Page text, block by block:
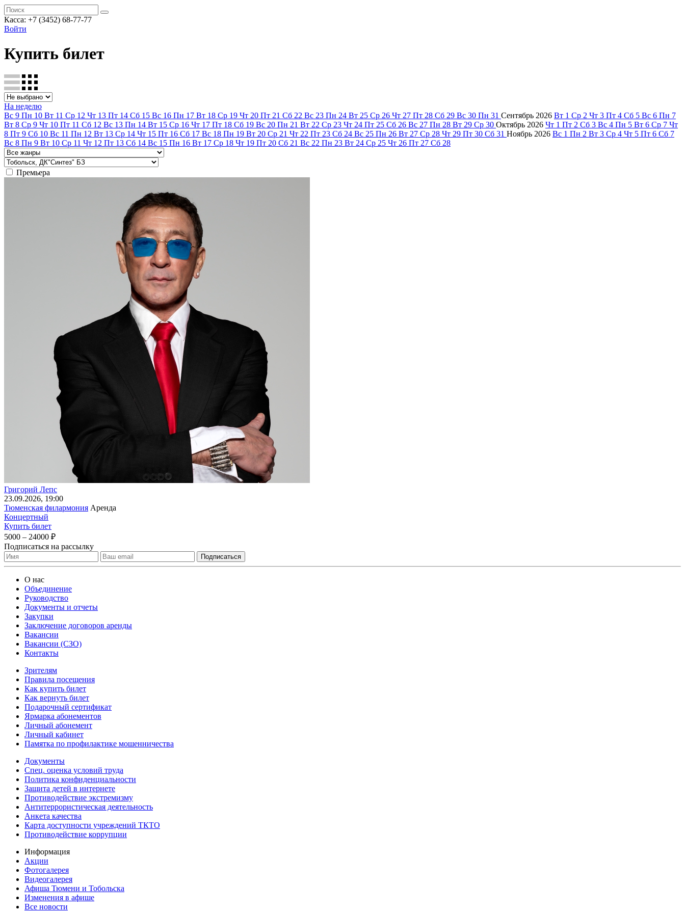
Касса: +7 (3452) 68-77-77
Войти
Купить билет
На неделю
Вс 9 Пн 10 Вт 11 Ср 12 Чт 13 Пт 14 Сб 15 Вс 16 Пн 17 Вт 18 Ср 19 Чт 20 Пт 21 Сб 22 Вс 23 Пн 24 Вт 25 Ср 26 Чт 27 Пт 28 Сб 29 Вс 30 Пн 31 Сентябрь 2026 Вт 1 Ср 2 Чт 3 Пт 4 Сб 5 Вс 6 Пн 7
Вт 8 Ср 9 Чт 10 Пт 11 Сб 12 Вс 13 Пн 14 Вт 15 Ср 16 Чт 17 Пт 18 Сб 19 Вс 20 Пн 21 Вт 22 Ср 23 Чт 24 Пт 25 Сб 26 Вс 27 Пн 28 Вт 29 Ср 30 Октябрь 2026 Чт 1 Пт 2 Сб 3 Вс 4 Пн 5 Вт 6 Ср 7 Чт
8 Пт 9 Сб 10 Вс 11 Пн 12 Вт 13 Ср 14 Чт 15 Пт 16 Сб 17 Вс 18 Пн 19 Вт 20 Ср 21 Чт 22 Пт 23 Сб 24 Вс 25 Пн 26 Вт 27 Ср 28 Чт 29 Пт 30 Сб 31 Ноябрь 2026 Вс 1 Пн 2 Вт 3 Ср 4 Чт 5 Пт 6 Сб 7
Вс 8 Пн 9 Вт 10 Ср 11 Чт 12 Пт 13 Сб 14 Вс 15 Пн 16 Вт 17 Ср 18 Чт 19 Пт 20 Сб 21 Вс 22 Пн 23 Вт 24 Ср 25 Чт 26 Пт 27 Сб 28
Премьера
Григорий Лепс
23.09.2026, 19:00
Тюменская филармония Аренда
Концертный
Купить билет
5000 – 24000 ₽
Подписаться на рассылку
О нас
Объединение
Руководство
Документы и отчеты
Закупки
Заключение договоров аренды
Вакансии
Вакансии (СЗО)
Контакты
Зрителям
Правила посещения
Как купить билет
Как вернуть билет
Подарочный сертификат
Ярмарка абонементов
Личный абонемент
Личный кабинет
Памятка по профилактике мошенничества
Документы
Спец. оценка условий труда
Политика конфиденциальности
Защита детей в интернете
Противодействие экстремизму
Антитеррористическая деятельность
Анкета качества
Карта доступности учреждений ТКТО
Противодействие коррупции
Информация
Акции
Фотогалерея
Видеогалерея
Афиша Тюмени и Тобольска
Изменения в афише
Все новости